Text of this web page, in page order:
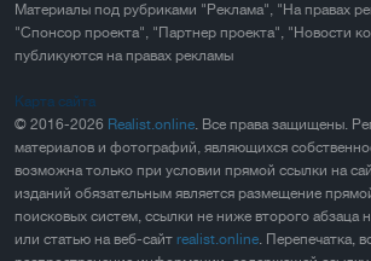
Материалы под рубриками "Реклама", "На правах
"Спонсор проекта", "Партнер проекта", "Новости
публикуются на правах рекламы
Карта сайта
© 2016-2026 Realist.online. Все права защищены.
материалов и фотографий, являющихся
возможна только при условии прямой ссылки на
изданий обязательным является размещение
поисковых систем, ссылки не ниже второго абзаца
или статью на веб-сайт realist.online. Перепечатка,